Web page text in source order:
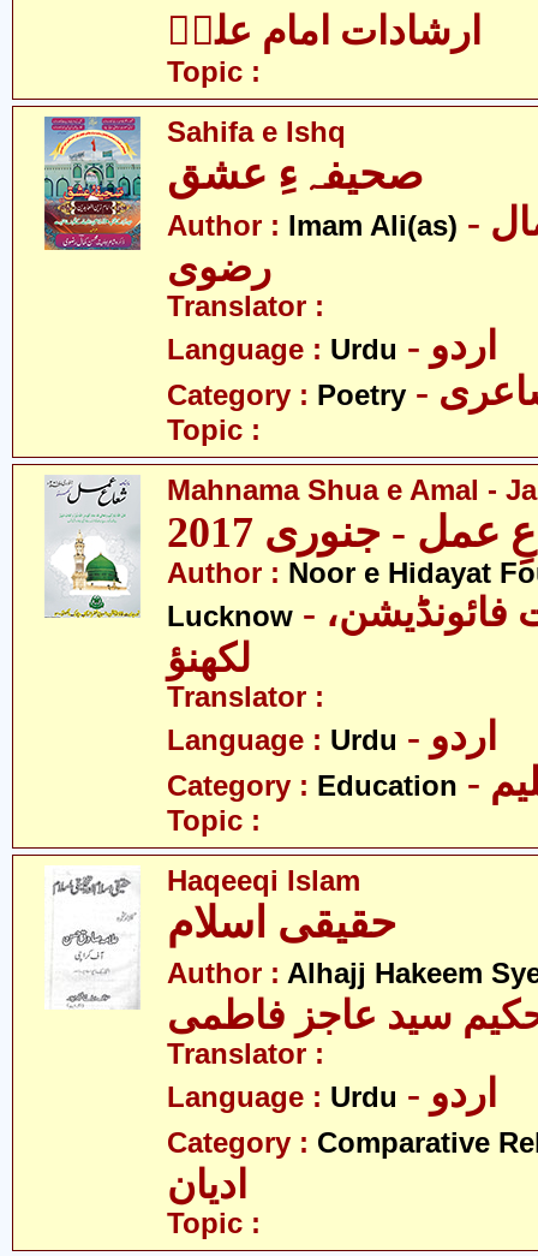
ارشادات امام علیؑ
Topic :
Sahifa e Ishq
صحیفہءِ عشق
Author : Imam Ali(as) - محسن کمال
رضوی
Translator :
Language : Urdu - اردو
Category : Poetry
Topic :
Mahnama Shua e Amal -
- جنوری 2017
Author : Noor e Hidayat
Lucknow - نورِ ہدایت فائونڈیشن،
لکھنؤ
Translator :
Language : Urdu - اردو
Category : Education
Topic :
Haqeeqi Islam
حقیقی اسلام
Author : Alhajj Hakeem
سید عاجز فاطمی
Translator :
Language : Urdu - اردو
Category : Comparative
ادیان
Topic :